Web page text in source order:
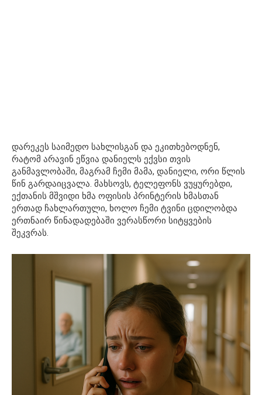
დარეკეს საიმედო სახლისგან და ეკითხებოდნენ,
რატომ არავინ ეწვია დანიელს ექვსი თვის
განმავლობაში, მაგრამ ჩემი მამა, დანიელი, ორი წლის
წინ გარდაიცვალა. მახსოვს, ტელეფონს ვუყურებდი,
ექთანის მშვიდი ხმა ოფისის პრინტერის ხმასთან
ერთად ჩახლართული, ხოლო ჩემი ტვინი ცდილობდა
ერთნაირ წინადადებაში ვერასწორი სიტყვების
შეკვრას.